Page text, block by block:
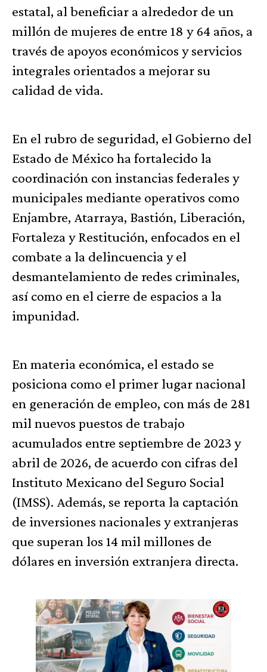
estatal, al beneficiar a alrededor de un
millón de mujeres de entre 18 y 64 años, a
través de apoyos económicos y servicios
integrales orientados a mejorar su
calidad de vida.
En el rubro de seguridad, el Gobierno del
Estado de México ha fortalecido la
coordinación con instancias federales y
municipales mediante operativos como
Enjambre, Atarraya, Bastión, Liberación,
Fortaleza y Restitución, enfocados en el
combate a la delincuencia y el
desmantelamiento de redes criminales,
así como en el cierre de espacios a la
impunidad.
En materia económica, el estado se
posiciona como el primer lugar nacional
en generación de empleo, con más de 281
mil nuevos puestos de trabajo
acumulados entre septiembre de 2023 y
abril de 2026, de acuerdo con cifras del
Instituto Mexicano del Seguro Social
(IMSS). Además, se reporta la captación
de inversiones nacionales y extranjeras
que superan los 14 mil millones de
dólares en inversión extranjera directa.